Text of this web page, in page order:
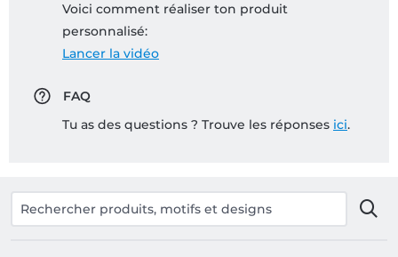
Voici comment réaliser ton produit
personnalisé:
Lancer la vidéo
FAQ
Tu as des questions ? Trouve les réponses ici.